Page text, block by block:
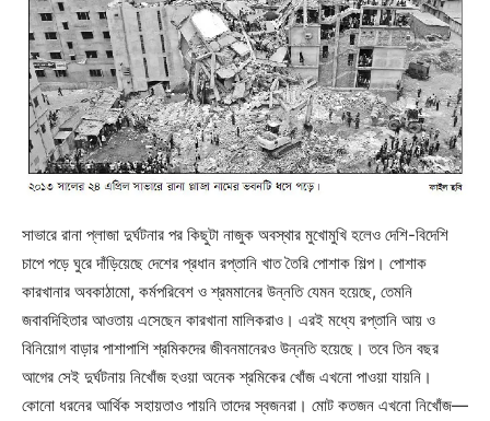
সাভারে রানা প্লাজা দুর্ঘটনার পর কিছুটা নাজুক অবস্থার মুখোমুখি হলেও দেশি-বিদেশি
চাপে পড়ে ঘুরে দাঁড়িয়েছে দেশের প্রধান রপ্তানি খাত তৈরি পোশাক শিল্প। পোশাক
কারখানার অবকাঠামো, কর্মপরিবেশ ও শ্রমমানের উন্নতি যেমন হয়েছে, তেমনি
জবাবদিহিতার আওতায় এসেছেন কারখানা মালিকরাও। এরই মধ্যে রপ্তানি আয় ও
বিনিয়োগ বাড়ার পাশাপাশি শ্রমিকদের জীবনমানেরও উন্নতি হয়েছে। তবে তিন বছর
আগের সেই দুর্ঘটনায় নিখোঁজ হওয়া অনেক শ্রমিকের খোঁজ এখনো পাওয়া যায়নি।
কোনো ধরনের আর্থিক সহায়তাও পায়নি তাদের স্বজনরা। মোট কতজন এখনো নিখোঁজ—